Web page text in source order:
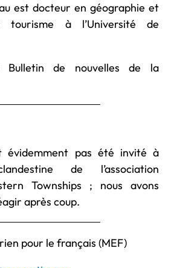
est docteur en géographie et
tourisme à l’Université de
de nouvelles de la
évidemment pas été invité à
de l’association
Townships ; nous avons
après coup.
pour le français (MEF)